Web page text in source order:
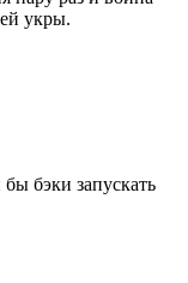
укры.
бэки запускать